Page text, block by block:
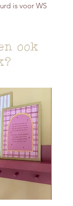
is voor WS
ook